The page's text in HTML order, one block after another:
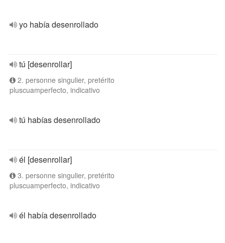
yo había desenrollado
tú [desenrollar]
2. personne singulier, pretérito
pluscuamperfecto, indicativo
tú habías desenrollado
él [desenrollar]
3. personne singulier, pretérito
pluscuamperfecto, indicativo
él había desenrollado